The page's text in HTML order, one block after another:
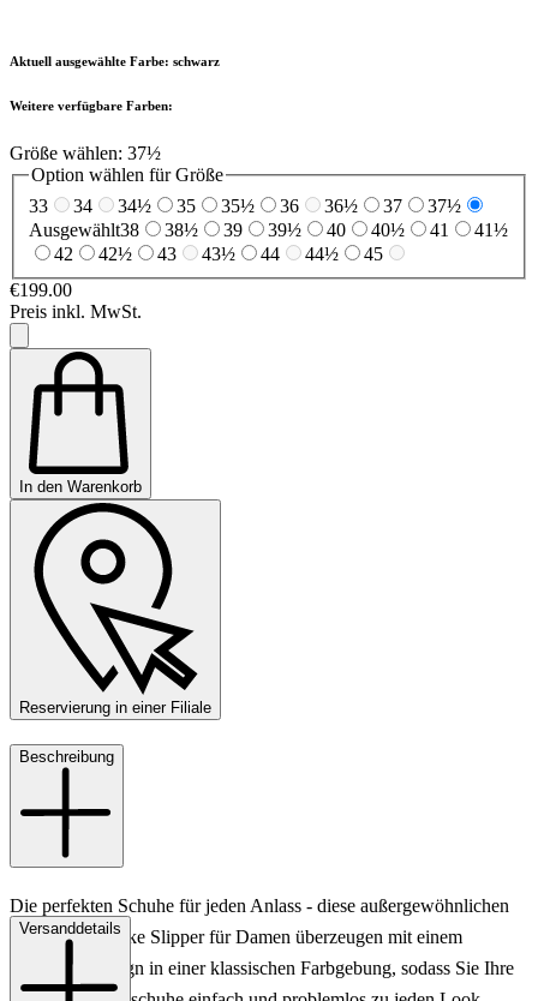
Aktuell ausgewählte Farbe: schwarz
Weitere verfügbare Farben:
Größe wählen: 37½
Option wählen für Größe
33
34 34½ 35 35½ 36 36½ 37
37½
Ausgewählt38 38½ 39 39½ 40 40½ 41
41½
42
42½ 43 43½ 44 44½
45
€199.00
Preis inkl. MwSt.
In den Warenkorb
Reservierung in einer Filiale
Beschreibung
Die perfekten Schuhe für jeden Anlass - diese außergewöhnlichen
Konstantin Starke Slipper für Damen überzeugen mit einem
modernen Design in einer klassischen Farbgebung, sodass Sie Ihre
Versanddetails